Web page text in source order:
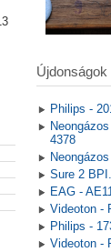
Újdonságok
Philips -
4378
Sure 2
EAG -
Videoton -
Philips -
Videoton -